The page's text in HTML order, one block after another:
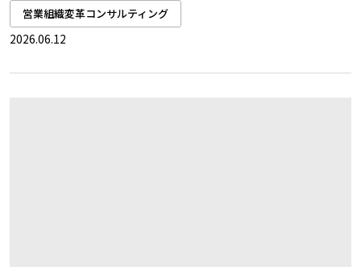
営業組織変革コンサルティング
2026.06.12